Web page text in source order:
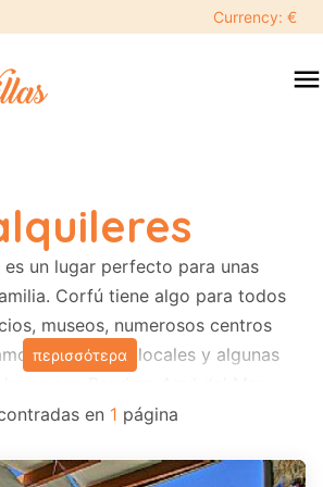
Currency: €
menu
un lugar perfecto para unas
Corfú tiene algo para todos
museos, numerosos centros
tabernas locales y algunas
marítimas organizadas y
Hay fiestas locales todas las
la ciudad de Corfú garantiza una
περισσότερα
en 1 página